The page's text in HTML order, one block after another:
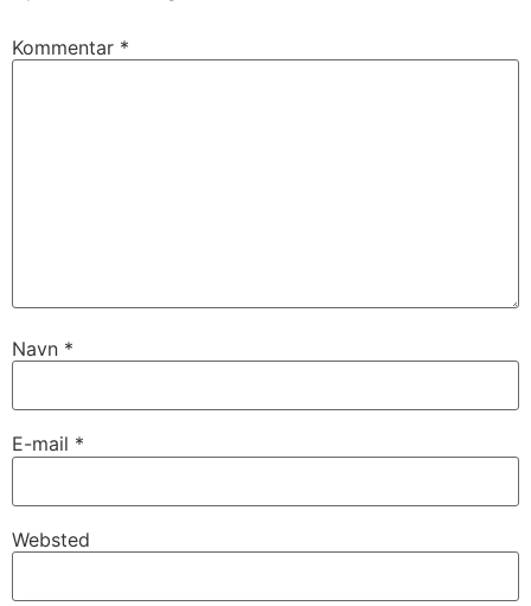
Kommentar *
Navn *
E-mail *
Websted